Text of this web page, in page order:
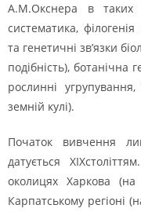
А.М.Окснера в таких
систематика,
та генетичні зв’язки
подібність), ботанічна
рослинні
земній кулі).
Початок вивчення
датується
околицях Харкова (на
Карпатському регіоні